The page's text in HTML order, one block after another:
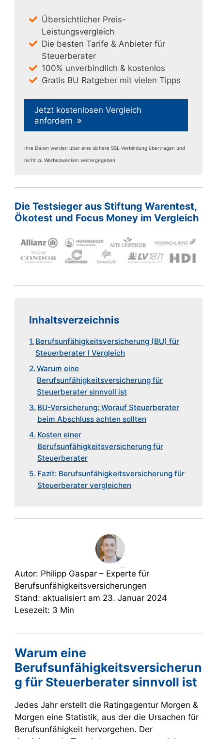
Übersichtlicher Preis-
Leistungsvergleich
Die besten Tarife & Anbieter für
Steuerberater
100% unverbindlich & kostenlos
Gratis BU Ratgeber mit vielen Tipps
Jetzt kostenlosen Vergleich
anfordern
Ihre Daten werden über eine sichere SSL-Verbindung übertragen und
nicht zu Werbezwecken weitergegeben.
Die Testsieger aus Stiftung Warentest,
Ökotest und Focus Money im Vergleich
Inhaltsverzeichnis
Berufsunfähigkeitsversicherung (BU) für
Steuerberater I Vergleich
Warum eine
Berufsunfähigkeitsversicherung für
Steuerberater sinnvoll ist
BU-Versicherung: Worauf Steuerberater
beim Abschluss achten sollten
Kosten einer
Berufsunfähigkeitsversicherung für
Steuerberater
Fazit: Berufsunfähigkeitsversicherung für
Steuerberater ver­gleichen
Autor: Philipp Gaspar – Experte für
Berufsunfähigkeitsversicherungen
Stand: aktualisiert am 23. Januar 2024
Lesezeit: 3 Min
Warum eine
Berufsunfähigkeitsversicherun
g für Steuerberater sinnvoll ist
Jedes Jahr erstellt die Ratingagentur Morgen &
Morgen eine Statistik, aus der die Ursachen für
Berufsunfähigkeit hervorgehen. Der